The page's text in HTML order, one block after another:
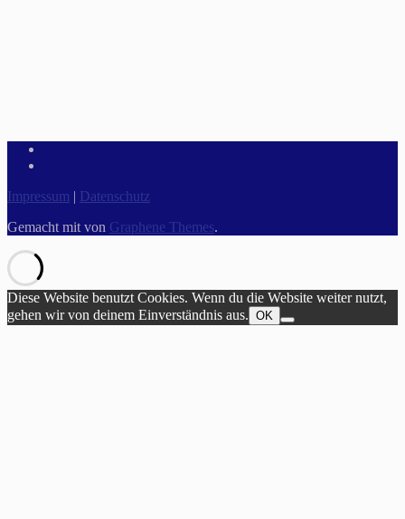
Impressum | Datenschutz
Gemacht mit von Graphene Themes.
Diese Website benutzt Cookies. Wenn du die Website weiter nutzt,
gehen wir von deinem Einverständnis aus. OK